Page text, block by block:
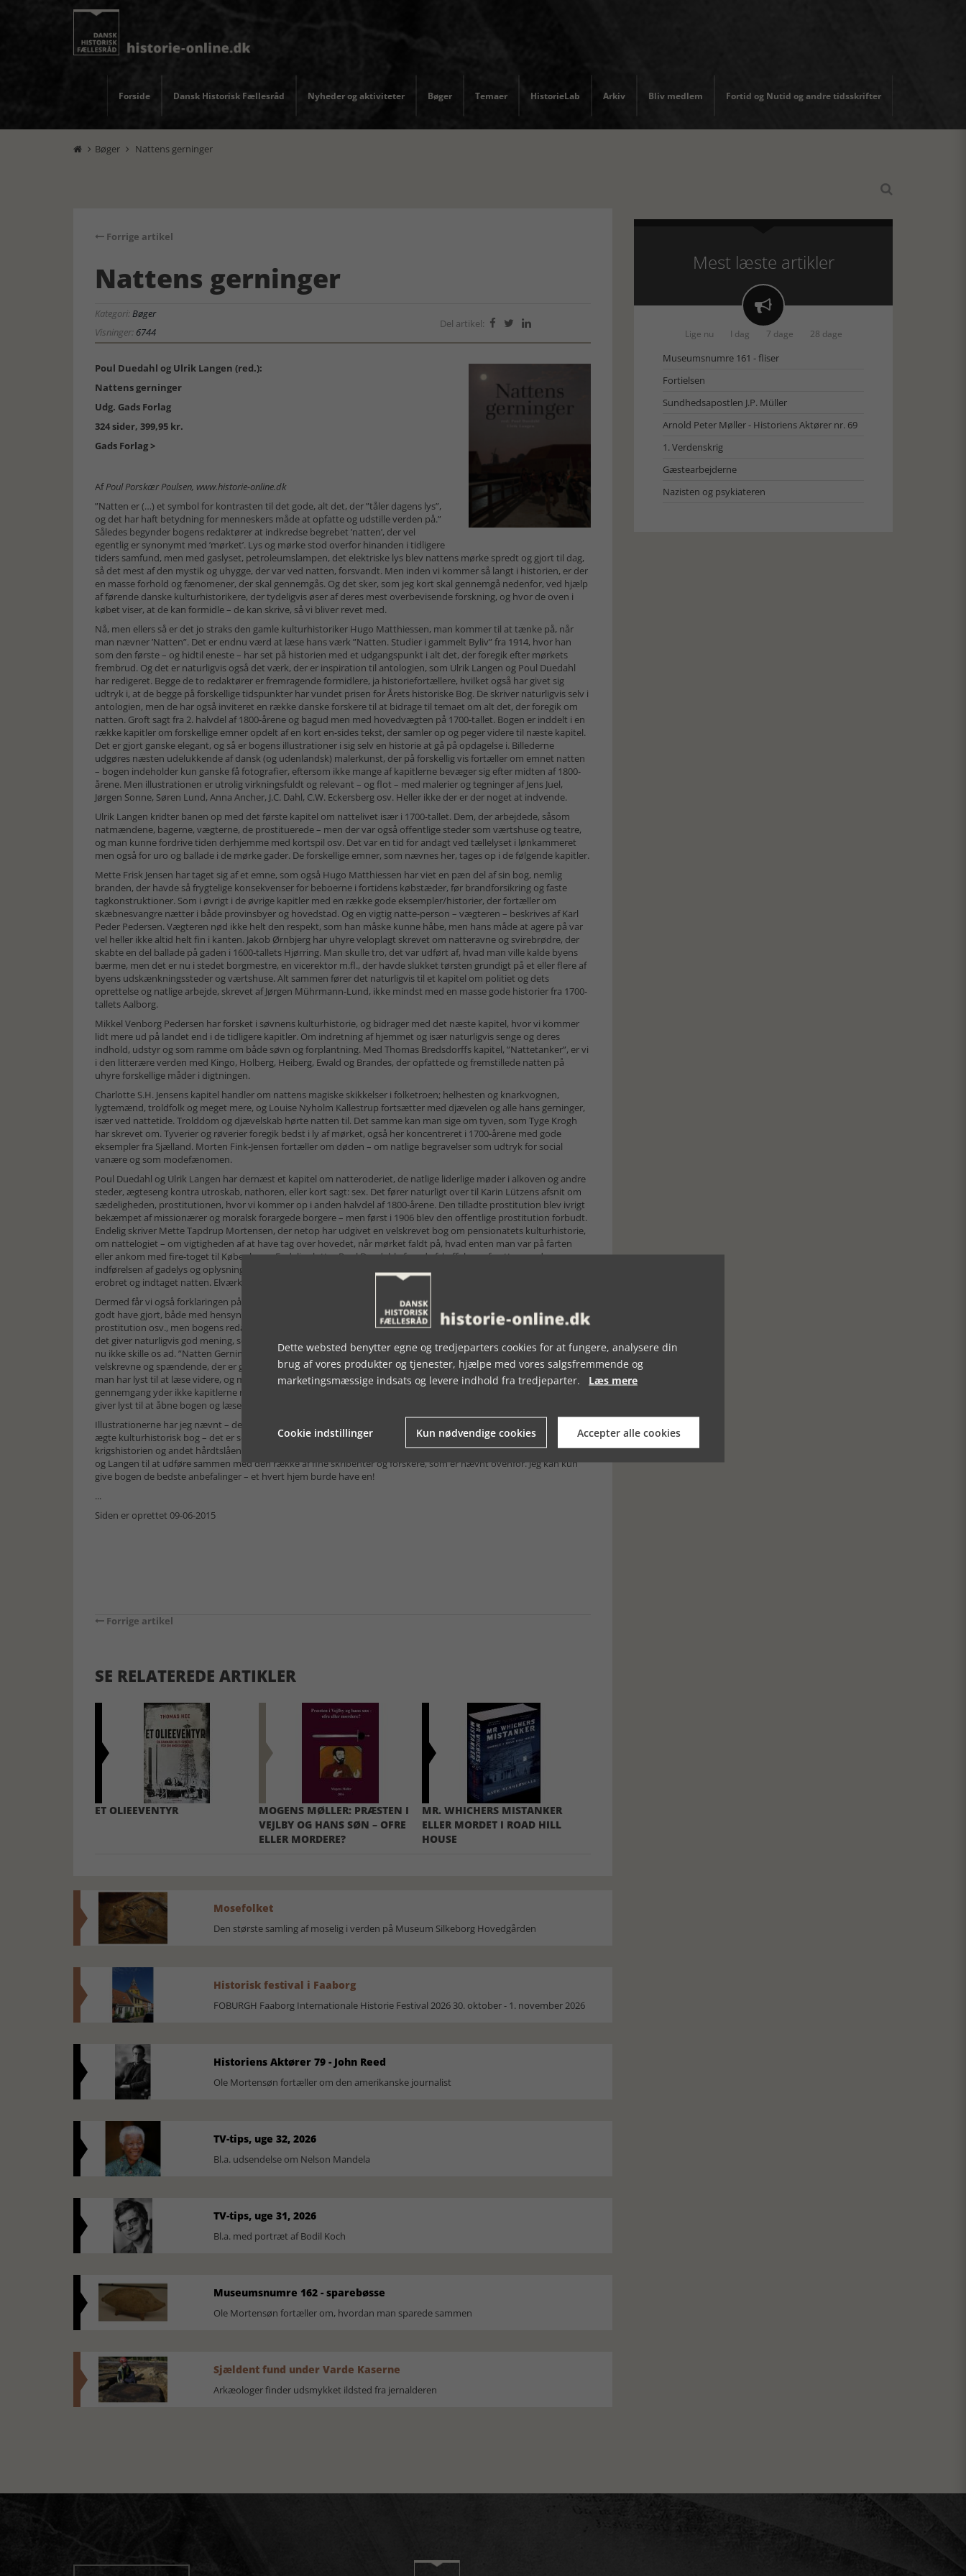
Forside Dansk Historisk Fællesråd Nyheder og aktiviteter Bøger Temaer HistorieLab Arkiv Bliv medlem Fortid og Nutid og andre tidsskrifter
 Bøger  Nattens gerninger

Forrige artikel
Nattens gerninger
Kategori:Bøger
Visninger: 6744
Del artikel:   
Poul Duedahl og Ulrik Langen (red.):
Nattens gerninger
Udg. Gads Forlag
324 sider, 399,95 kr.
Gads Forlag >
AfPoul Porskær Poulsen, www.historie-online.dk
”Natten er (…) et symbol for kontrasten til det gode, alt det, der ”tåler dagens lys”,
og det har haft betydning for menneskers måde at opfatte og udstille verden på.”
Således begynder bogens redaktører at indkredse begrebet ’natten’, der vel
egentlig er synonymt med ’mørket’. Lys og mørke stod overfor hinanden i tidligere
tiders samfund, men med gaslyset, petroleumslampen, det elektriske lys blev nattens mørke spredt og gjort til dag,
så det mest af den mystik og uhygge, der var ved natten, forsvandt. Men inden vi kommer så langt i historien, er der
en masse forhold og fænomener, der skal gennemgås. Og det sker, som jeg kort skal gennemgå nedenfor, ved hjælp
af førende danske kulturhistorikere, der tydeligvis øser af deres mest overbevisende forskning, og hvor de oven i
købet viser, at de kan formidle – de kan skrive, så vi bliver revet med.
Nå, men ellers så er det jo straks den gamle kulturhistoriker Hugo Matthiessen, man kommer til at tænke på, når
man nævner ’Natten”. Det er endnu værd at læse hans værk ”Natten. Studier i gammelt Byliv” fra 1914, hvor han
som den første – og hidtil eneste – har set på historien med et udgangspunkt i alt det, der foregik efter mørkets
frembrud. Og det er naturligvis også det værk, der er inspiration til antologien, som Ulrik Langen og Poul Duedahl
har redigeret. Begge de to redaktører er fremragende formidlere, ja historiefortællere, hvilket også har givet sig
udtryk i, at de begge på forskellige tidspunkter har vundet prisen for Årets historiske Bog. De skriver naturligvis selv i
antologien, men de har også inviteret en række danske forskere til at bidrage til temaet om alt det, der foregik om
natten. Groft sagt fra 2. halvdel af 1800-årene og bagud men med hovedvægten på 1700-tallet. Bogen er inddelt i en
række kapitler om forskellige emner opdelt af en kort en-sides tekst, der samler op og peger videre til næste kapitel.
Det er gjort ganske elegant, og så er bogens illustrationer i sig selv en historie at gå på opdagelse i. Billederne
udgøres næsten udelukkende af dansk (og udenlandsk) malerkunst, der på forskellig vis fortæller om emnet natten
– bogen indeholder kun ganske få fotografier, eftersom ikke mange af kapitlerne bevæger sig efter midten af 1800-
årene. Men illustrationen er utrolig virkningsfuldt og relevant – og flot – med malerier og tegninger af Jens Juel,
Jørgen Sonne, Søren Lund, Anna Ancher, J.C. Dahl, C.W. Eckersberg osv. Heller ikke der er der noget at indvende.
Ulrik Langen kridter banen op med det første kapitel om nattelivet især i 1700-tallet. Dem, der arbejdede, såsom
natmændene, bagerne, vægterne, de prostituerede – men der var også offentlige steder som værtshuse og teatre,
og man kunne fordrive tiden derhjemme med kortspil osv. Det var en tid for andagt ved tællelyset i lønkammeret
men også for uro og ballade i de mørke gader. De forskellige emner, som nævnes her, tages op i de følgende kapitler.
Mette Frisk Jensen har taget sig af et emne, som også Hugo Matthiessen har viet en pæn del af sin bog, nemlig
branden, der havde så frygtelige konsekvenser for beboerne i fortidens købstæder, før brandforsikring og faste
tagkonstruktioner. Som i øvrigt i de øvrige kapitler med en række gode eksempler/historier, der fortæller om
skæbnesvangre nætter i både provinsbyer og hovedstad. Og en vigtig natte-person – vægteren – beskrives af Karl
Peder Pedersen. Vægteren nød ikke helt den respekt, som han måske kunne håbe, men hans måde at agere på var
vel heller ikke altid helt fin i kanten. Jakob Ørnbjerg har uhyre veloplagt skrevet om natteravne og svirebrødre, der
skabte en del ballade på gaden i 1600-tallets Hjørring. Man skulle tro, det var udført af, hvad man ville kalde byens
bærme, men det er nu i stedet borgmestre, en vicerektor m.fl., der havde slukket tørsten grundigt på et eller flere af
byens udskænkningssteder og værtshuse. Alt sammen fører det naturligvis til et kapitel om politiet og dets
oprettelse og natlige arbejde, skrevet af Jørgen Mührmann-Lund, ikke mindst med en masse gode historier fra 1700-
tallets Aalborg.
Mikkel Venborg Pedersen har forsket i søvnens kulturhistorie, og bidrager med det næste kapitel, hvor vi kommer
lidt mere ud på landet end i de tidligere kapitler. Om indretning af hjemmet og især naturligvis senge og deres
indhold, udstyr og som ramme om både søvn og forplantning. Med Thomas Bredsdorffs kapitel, ”Nattetanker”, er vi
i den litterære verden med Kingo, Holberg, Heiberg, Ewald og Brandes, der opfattede og fremstillede natten på
uhyre forskellige måder i digtningen.
Charlotte S.H. Jensens kapitel handler om nattens magiske skikkelser i folketroen; helhesten og knarkvognen,
lygtemænd, troldfolk og meget mere, og Louise Nyholm Kallestrup fortsætter med djævelen og alle hans gerninger,
især ved nattetide. Trolddom og djævelskab hørte natten til. Det samme kan man sige om tyven, som Tyge Krogh
har skrevet om. Tyverier og røverier foregik bedst i ly af mørket, også her koncentreret i 1700-årene med gode
eksempler fra Sjælland. Morten Fink-Jensen fortæller om døden – om natlige begravelser som udtryk for social
vanære og som modefænomen.
Poul Duedahl og Ulrik Langen har dernæst et kapitel om natteroderiet, de natlige liderlige møder i alkoven og andre
steder, ægteseng kontra utroskab, nathoren, eller kort sagt: sex. Det fører naturligt over til Karin Lützens afsnit om
sædeligheden, prostitutionen, hvor vi kommer op i anden halvdel af 1800-årene. Den tilladte prostitution blev ivrigt
bekæmpet af missionærer og moralsk forargede borgere – men først i 1906 blev den offentlige prostitution forbudt.
Endelig skriver Mette Tapdrup Mortensen, der netop har udgivet en velskrevet bog om pensionatets kulturhistorie,
om nattelogiet – om vigtigheden af at have tag over hovedet, når mørket faldt på, hvad enten man var på farten
eller ankom med fire-toget til København. Endelig slutter Poul Duedahl af med afskaffelsen af natten med
indførelsen af gadelys og oplysning af private huse, teatre, værtshuse og forretninger. ”Dagen havde endegyldigt
erobret og indtaget natten. Elværksbestyreren var den nye tids Gud, og elinstallatøren den nye tids lysestøber.”
Dermed får vi også forklaringen på, hvorfor antologien ikke bevæger sig op i det 20. århundrede. Det kunne man jo
godt have gjort, både med hensyn til sikkerheden på gaderne om natten, ballade og slagsmål, tyveri i ly af mørket,
prostitution osv., men bogens redaktører har valgt mørket og dets udbredelse/afskaffelse som den røde tråd, og
det giver naturligvis god mening, selvom man godt kunne savne kapitler om det forrige århundrede. Men det skal
nu ikke skille os ad. ”Natten Gerninger” er en fremragende bog på snart sagt alle måder: De enkelte kapitler er
velskrevne og spændende, der er gjort meget ud af at fremstille historien og de historiske eksempler på en måde, så
man har lyst til at læse videre, og man får en masse at vide. Det er både til lyst og oplysning. Den ovennævnte
gennemgang yder ikke kapitlerne retfærdighed på nogen måde – det er bare overfladiske stikord, der forhåbentlig
giver lyst til at åbne bogen og læse.
Illustrationerne har jeg nævnt – de gør det til en udsøgt fornøjelse at bladre i bogen. Og det er en fornøjelse med en
ægte kulturhistorisk bog – det er som om, kulturhistorien i disse år har det svært i forhold til den politiske historie,
krigshistorien og andet hårdtslående. Og så er det jo godt, at man har Hugo Matthiessen til at inspirere og Duedahl
og Langen til at udføre sammen med den række af fine skribenter og forskere, som er nævnt ovenfor. Jeg kan kun
give bogen de bedste anbefalinger – et hvert hjem burde have en!
...
Siden er oprettet 09-06-2015
Forrige artikel
SE RELATEREDE ARTIKLER
ET OLIEEVENTYR
MOGENS MØLLER: PRÆSTEN I
VEJLBY OG HANS SØN – OFRE
ELLER MORDERE?
MR. WHICHERS MISTANKER
ELLER MORDET I ROAD HILL
HOUSE
Mosefolket
Den største samling af moselig i verden på Museum Silkeborg Hovedgården
Historisk festival i Faaborg
FOBURGH Faaborg Internationale Historie Festival 2026 30. oktober - 1. november 2026
Historiens Aktører 79 - John Reed
Ole Mortensøn fortæller om den amerikanske journalist
TV-tips, uge 32, 2026
Bl.a. udsendelse om Nelson Mandela
TV-tips, uge 31, 2026
Bl.a. med portræt af Bodil Koch
Museumsnumre 162 - sparebøsse
Ole Mortensøn fortæller om, hvordan man sparede sammen
Sjældent fund under Varde Kaserne
Arkæologer finder udsmykket ildsted fra jernalderen
Mest læste artikler

Lige nu I dag 7 dage 28 dage
Museumsnumre 161 - fliser
Fortielsen
Sundhedsapostlen J.P. Müller
Arnold Peter Møller - Historiens Aktører nr. 69
1. Verdenskrig
Gæstearbejderne
Nazisten og psykiateren
Dette websted benytter egne og tredjeparters cookies for at fungere, analysere din
brug af vores produkter og tjenester, hjælpe med vores salgsfremmende og
marketingsmæssige indsats og levere indhold fra tredjeparter. Læs mere
Cookie indstillinger Kun nødvendige cookies Accepter alle cookies